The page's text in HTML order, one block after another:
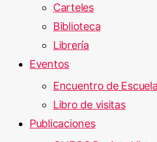
Carteles
Biblioteca
Librería
Eventos
Encuentro de
Libro de visitas
Publicaciones